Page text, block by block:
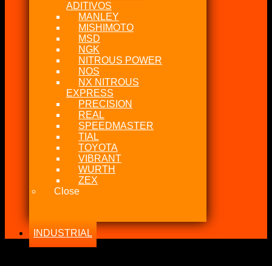
ADITIVOS
MANLEY
MISHIMOTO
MSD
NGK
NITROUS POWER
NOS
NX NITROUS
EXPRESS
PRECISION
REAL
SPEEDMASTER
TIAL
TOYOTA
VIBRANT
WURTH
ZEX
Close
INDUSTRIAL